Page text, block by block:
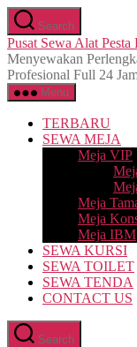
Skip
to
the
content
Search
Pusat Sewa Alat
Menyewakan
Profesional Full 24
Menu
TERBARU
SEWA MEJA
Meja VIP
Meja
Meja
Meja IBM
SEWA KURSI
SEWA TOILET
SEWA TENDA
CONTACT US
Search